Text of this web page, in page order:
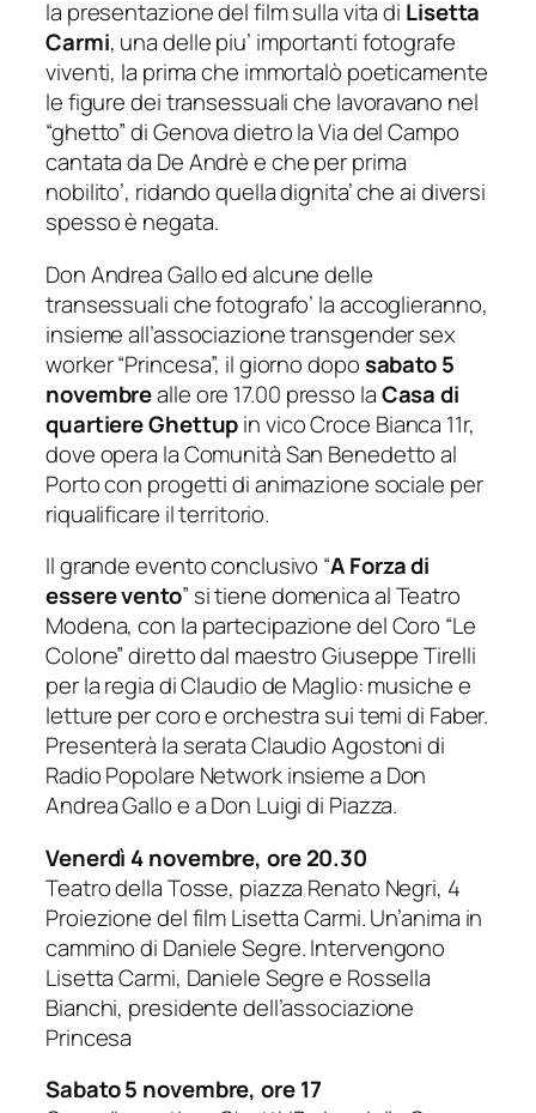
la presentazione del film sulla vita di Lisetta
Carmi, una delle piu’ importanti fotografe
viventi, la prima che immortalò poeticamente
le figure dei transessuali che lavoravano nel
“ghetto” di Genova dietro la Via del Campo
cantata da De Andrè e che per prima
nobilito’, ridando quella dignita’ che ai diversi
spesso è negata.
Don Andrea Gallo ed alcune delle
transessuali che fotografo’ la accoglieranno,
insieme all’associazione transgender sex
worker “Princesa”, il giorno doposabato 5
novembrealle ore 17.00 presso laCasa di
quartiere Ghettupin vico Croce Bianca 11r,
dove opera la Comunità San Benedetto al
Porto con progetti di animazione sociale per
riqualificare il territorio.
Il grande evento conclusivo “A Forza di
essere vento” si tiene domenica al Teatro
Modena, con la partecipazione del Coro “Le
Colone” diretto dal maestro Giuseppe Tirelli
per la regia di Claudio de Maglio: musiche e
letture per coro e orchestra sui temi di Faber.
Presenterà la serata Claudio Agostoni di
Radio Popolare Network insieme a Don
Andrea Gallo e a Don Luigi di Piazza.
Venerdì 4 novembre, ore 20.30
Teatro della Tosse, piazza Renato Negri, 4
Proiezione del film Lisetta Carmi. Un’anima in
cammino di Daniele Segre. Intervengono
Lisetta Carmi, Daniele Segre e Rossella
Bianchi, presidente dell’associazione
Princesa
Sabato 5 novembre, ore 17